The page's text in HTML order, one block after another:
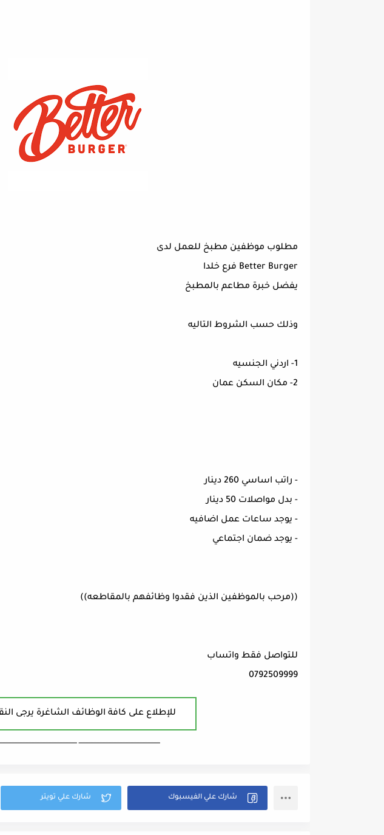
مطلوب موظفين مطبخ للعمل لدى
Better Burger فرع خلدا
يفضل خبرة مطاعم بالمطبخ
وذلك حسب الشروط التاليه
1- اردني الجنسيه
2- مكان السكن عمان
- راتب اساسي 260 دينار
- بدل مواصلات 50 دينار
- يوجد ساعات عمل اضافيه
- يوجد ضمان اجتماعي
((مرحب بالموظفين الذين فقدوا وظائفهم بالمقاطعه))
للتواصل فقط واتساب
0792509999
للإطلاع على كافة الوظائف الشاغرة يرجى
ـــــــــــــــــــــــــــــــــــــــــــــــــــــــــــــــــــ